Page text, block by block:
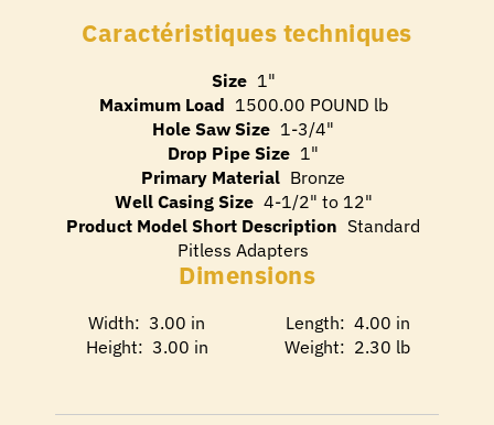
Caractéristiques techniques
Size 1"
Maximum Load 1500.00 POUND lb
Hole Saw Size 1-3/4"
Drop Pipe Size 1"
Primary Material Bronze
Well Casing Size 4-1/2" to 12"
Product Model Short Description Standard
Pitless Adapters
Dimensions
Width: 3.00 in
Height: 3.00 in
Length: 4.00 in
Weight: 2.30 lb